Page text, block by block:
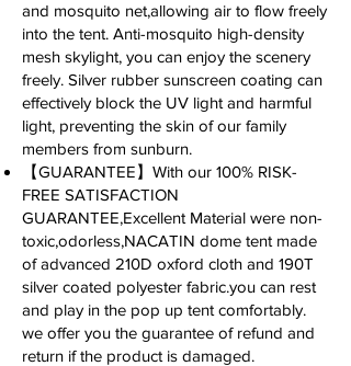
and mosquito net,allowing air to flow freely
into the tent. Anti-mosquito high-density
mesh skylight, you can enjoy the scenery
freely. Silver rubber sunscreen coating can
effectively block the UV light and harmful
light, preventing the skin of our family
members from sunburn.
【GUARANTEE】With our 100% RISK-
FREE SATISFACTION
GUARANTEE,Excellent Material were non-
toxic,odorless,NACATIN dome tent made
of advanced 210D oxford cloth and 190T
silver coated polyester fabric.you can rest
and play in the pop up tent comfortably.
we offer you the guarantee of refund and
return if the product is damaged.